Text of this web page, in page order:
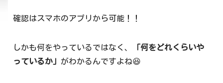
確認はスマホのアプリから可能！！
しかも何をやっているではなく、
「何をどれくらいや
っているか」 がわかるんですよね😆